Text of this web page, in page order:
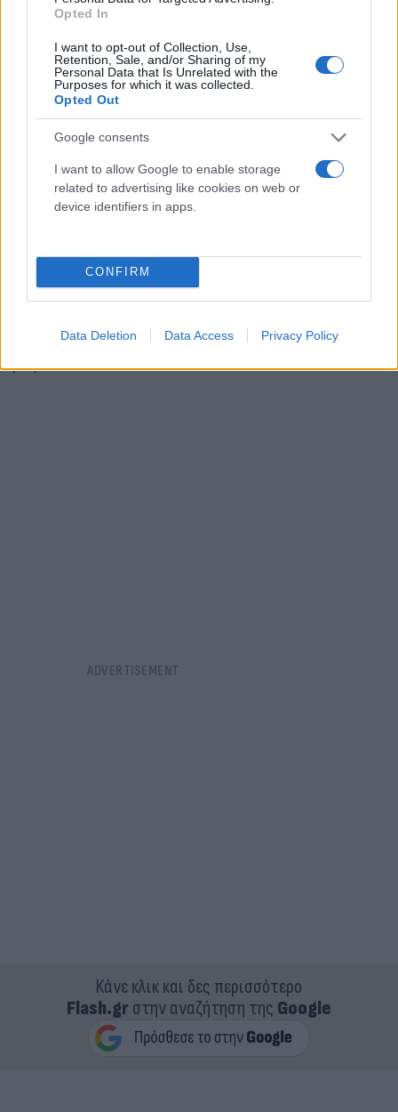
Opted In
I want to opt-out of Collection, Use,
Retention, Sale, and/or Sharing of my
Personal Data that Is Unrelated with the
Purposes for which it was collected.
Opted Out
Google consents
I want to allow Google to enable storage
related to advertising like cookies on web or
device identifiers in apps.
CONFIRM
Data Deletion Data Access Privacy Policy
Από την ομάδα του Παύλου Γερουλάνου, με βάση
την αρχική εικόνα θα πριμοδοτούνταν οι Έφη
Χαλάτση, Ευριβιάδης Ελευθεριάδης, Γιώργος
Πετρουλάκης, Αργύρης Αργυριάδης.
Το πιθανότερο να εκλέξει 21 μέλη στη νέα ΚΠΕ
θεωρούσε η ομάδα Κατρίνη και σύμφωνα με
πληροφορίες τους Θοδωρή Λώλο, Χριστίνα Αλίρη,
Σταύρο Βαβία, Δήμητρα Βεσλεμέ, Αδάμ
Μιχάλη Κοντογιάννη, Δέσποινα Κοτσιφτοπούλου,
Γιώργο Ντούσκα, Κωνσταντίνα Πιέρρου, Κώστα
Αντώνη Πιτταρά, Λάμπρο Σκάρλα και Σπύρο
Φράγκο.
Κάνε κλικ και δες περισσότερο
Flash.grστην αναζήτηση της Google